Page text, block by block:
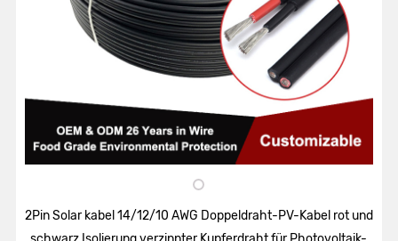
2Pin Solar kabel 14/12/10 AWG Doppeldraht-PV-Kabel rot und